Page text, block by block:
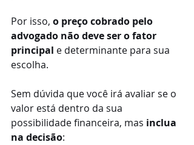
Por isso, o preço cobrado pelo
advogado não deve ser o fator
principal e determinante para sua
escolha.
Sem dúvida que você irá avaliar se o
valor está dentro da sua
possibilidade financeira, mas inclua
na decisão: